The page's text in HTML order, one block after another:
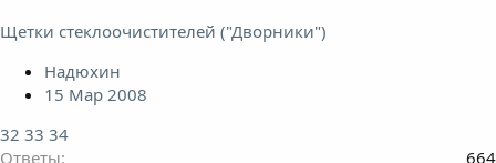
Щетки стеклоочистителей ("Дворники")
Надюхин
15 Мар 2008
32 33 34
Ответы
664